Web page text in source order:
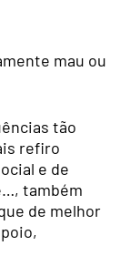
mau ou
tão
refiro
e de
também
de melhor